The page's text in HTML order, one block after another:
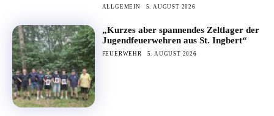
ALLGEMEIN 5. AUGUST 2026
„Kurzes aber spannendes Zeltlager der
Jugendfeuerwehren aus St. Ingbert“
FEUERWEHR 5. AUGUST 2026